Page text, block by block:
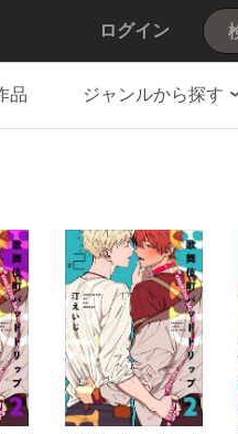
ログイン
品 ジャンルから探す